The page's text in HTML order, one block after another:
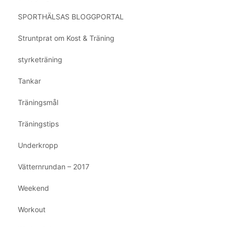
SPORTHÄLSAS BLOGGPORTAL
Struntprat om Kost & Träning
styrketräning
Tankar
Träningsmål
Träningstips
Underkropp
Vätternrundan – 2017
Weekend
Workout